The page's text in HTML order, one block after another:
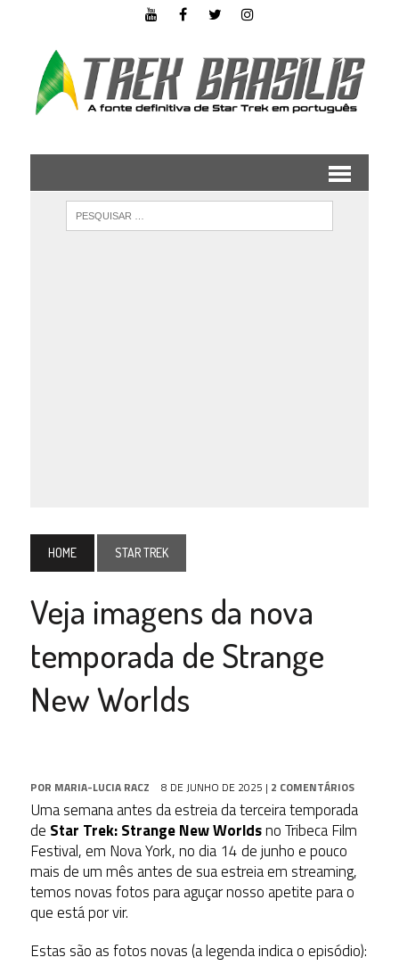
HOME STAR TREK
Veja imagens da nova
temporada de Strange
New Worlds
POR MARIA-LUCIA RACZ 8 DE JUNHO DE 2025 | 2 COMENTÁRIOS
Uma semana antes da estreia da terceira temporada
de Star Trek: Strange New Worldsno Tribeca Film
Festival, em Nova York, no dia 14 de junho e pouco
mais de um mês antes de sua estreia em streaming,
temos novas fotos para aguçar nosso apetite para o
que está por vir.
Estas são as fotos novas (a legenda indica o episódio):